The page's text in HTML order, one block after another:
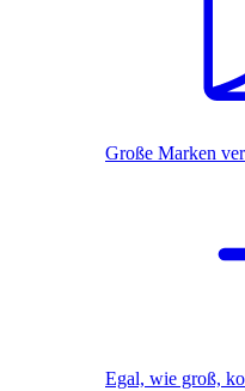
Große Marken
Egal, wie groß,